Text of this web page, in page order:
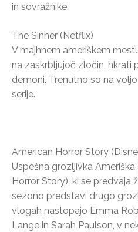
in sovražnike.
The Sinner (Netflix)
V majhnem ameriškem
na zaskrbljujoč zločin, hkrati
demoni. Trenutno so na
serije.
American Horror Story
Uspešna grozljivka
Horror Story), ki se predvaja
sezono predstavi drugo
vlogah nastopajo Emma
Lange in Sarah Paulson, v